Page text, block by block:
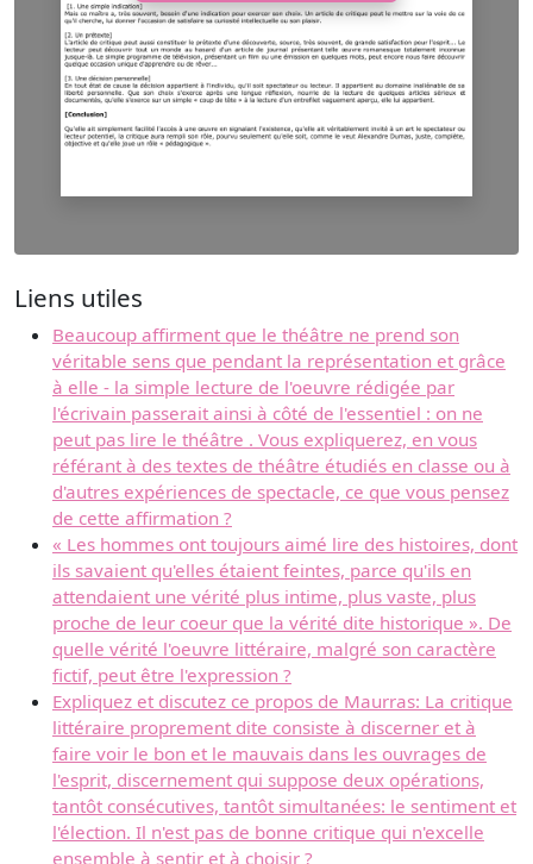
Liens utiles
Beaucoup affirment que le théâtre ne prend son
véritable sens que pendant la représentation et grâce
à elle - la simple lecture de l'oeuvre rédigée par
l'écrivain passerait ainsi à côté de l'essentiel : on ne
peut pas lire le théâtre . Vous expliquerez, en vous
référant à des textes de théâtre étudiés en classe ou à
d'autres expériences de spectacle, ce que vous pensez
de cette affirmation ?
« Les hommes ont toujours aimé lire des histoires, dont
ils savaient qu'elles étaient feintes, parce qu'ils en
attendaient une vérité plus intime, plus vaste, plus
proche de leur coeur que la vérité dite historique ». De
quelle vérité l'oeuvre littéraire, malgré son caractère
fictif, peut être l'expression ?
Expliquez et discutez ce propos de Maurras: La critique
littéraire proprement dite consiste à discerner et à
faire voir le bon et le mauvais dans les ouvrages de
l'esprit, discernement qui suppose deux opérations,
tantôt consécutives, tantôt simultanées: le sentiment et
l'élection. Il n'est pas de bonne critique qui n'excelle
ensemble à sentir et à choisir ?